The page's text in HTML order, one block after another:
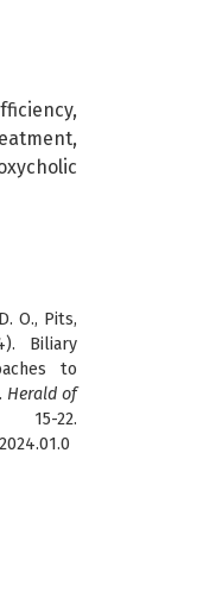
O., Pits,
Biliary
to
Herald of
15-22.